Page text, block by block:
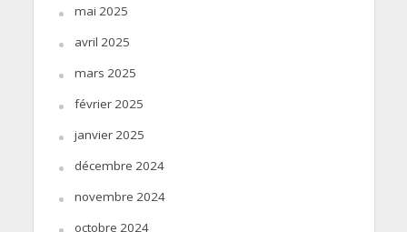
mai 2025
avril 2025
mars 2025
février 2025
janvier 2025
décembre 2024
novembre 2024
octobre 2024